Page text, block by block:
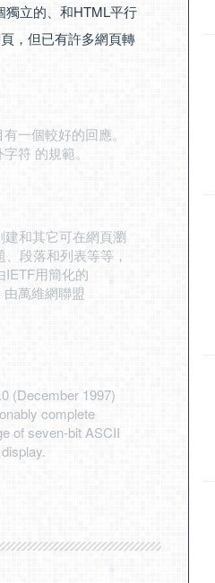
獨立的、和HTML平行
，但已有許多網頁轉
一個較好的回應。
符 的規範。
和其它可在網頁瀏
段落和列表等等，
IETF用簡化的
萬維網聯盟
(December 1997)
complete
of seven-bit ASCII